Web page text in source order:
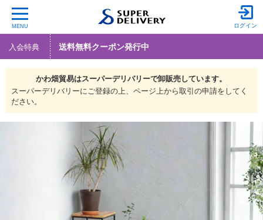
MENU ログイン
入会特典 送料無料クーポン発行中
かわ畑貿易はスーパーデリバリーで卸販売しています。
スーパーデリバリーにご登録の上、ページ上から取引の申請をしてく
ださい。